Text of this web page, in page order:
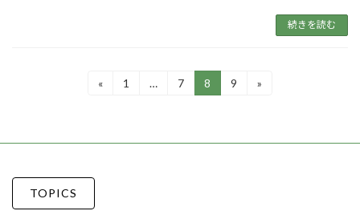
続きを読む
の
ー
«
固
ジ
1 …
固
ジ
7
固
定
ジ
8
固
ジ
9 »
TOPICS